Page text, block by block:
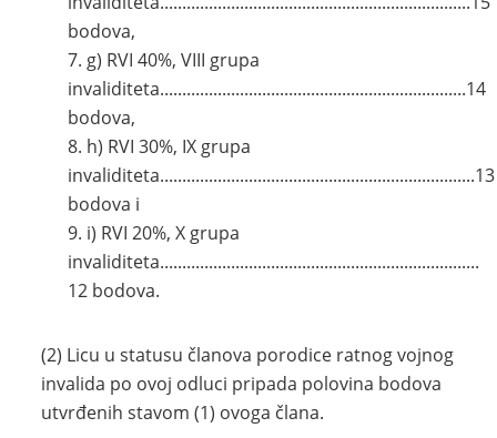
bodova,
g) RVI 40%, VIII grupa
invaliditeta.....................................................................14
bodova,
h) RVI 30%, IX grupa
invaliditeta.......................................................................13
bodova i
i) RVI 20%, X grupa
invaliditeta........................................................................
12 bodova.
(2) Licu u statusu članova porodice ratnog vojnog
invalida po ovoj odluci pripada polovina bodova
utvrđenih stavom (1) ovoga člana.